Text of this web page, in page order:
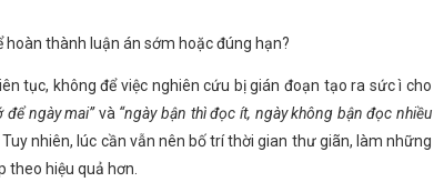
hoàn thành luận án sớm hoặc đúng hạn?
tục, không để việc nghiên cứu bị gián đoạn tạo ra sức ì cho
để ngày mai”và “ngày bận thì đọc ít, ngày không bận đọc nhiều
nhiên, lúc cần vẫn nên bố trí thời gian thư giãn, làm những
theo hiệu quả hơn.